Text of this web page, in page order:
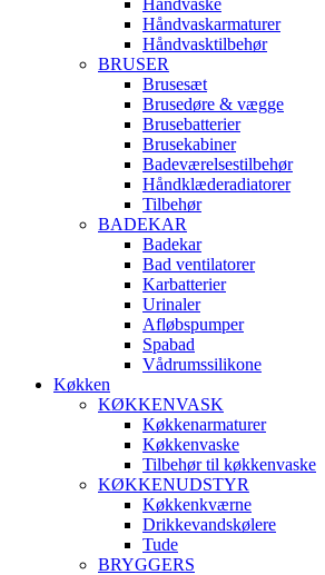
Håndvaske
Håndvaskarmaturer
Håndvasktilbehør
BRUSER
Brusesæt
Brusedøre & vægge
Brusebatterier
Brusekabiner
Badeværelsestilbehør
Håndklæderadiatorer
Tilbehør
BADEKAR
Badekar
Bad ventilatorer
Karbatterier
Urinaler
Afløbspumper
Spabad
Vådrumssilikone
Køkken
KØKKENVASK
Køkkenarmaturer
Køkkenvaske
Tilbehør til køkkenvaske
KØKKENUDSTYR
Køkkenkværne
Drikkevandskølere
Tude
BRYGGERS